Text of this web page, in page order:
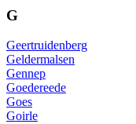
G
Geertruidenberg
Geldermalsen
Gennep
Goedereede
Goes
Goirle